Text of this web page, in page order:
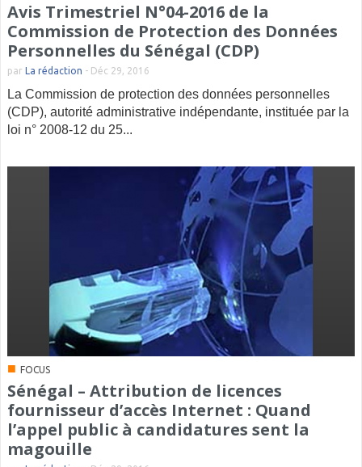
Avis Trimestriel N°04-2016 de la
Commission de Protection des Données
Personnelles du Sénégal (CDP)
par La rédaction - Déc 29, 2016
La Commission de protection des données personnelles
(CDP), autorité administrative indépendante, instituée par la
loi n° 2008-12 du 25...
■ FOCUS
Sénégal – Attribution de licences
fournisseur d’accès Internet : Quand
l’appel public à candidatures sent la
magouille